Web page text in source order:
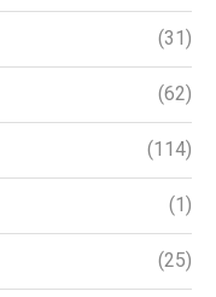
(31)
(62)
(114)
(1)
(25)